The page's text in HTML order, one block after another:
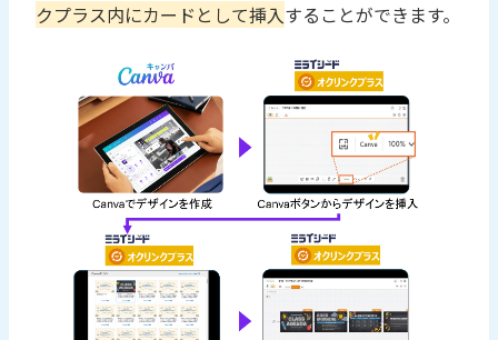
クプラス内にカードとして挿入することができます。